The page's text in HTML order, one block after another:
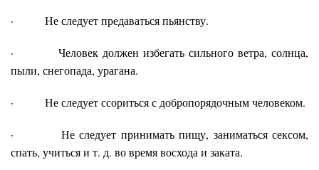
· Не следует предаваться пьянству.
· Человек должен избегать сильного ветра, солнца,
пыли, снегопада, урагана.
· Не следует ссориться с добропорядочным человеком.
· Не следует принимать пищу, заниматься сексом,
спать, учиться и т. д. во время восхода и заката.